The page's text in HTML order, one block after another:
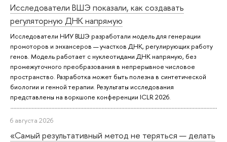
Исследователи ВШЭ показали, как создавать
регуляторную ДНК напрямую
Исследователи НИУ ВШЭ разработали модель для генерации
промоторов и энхансеров — участков ДНК, регулирующих работу
генов. Модель работает с нуклеотидами ДНК напрямую, без
промежуточного преобразования в непрерывное числовое
пространство. Разработка может быть полезна в синтетической
биологии и генной терапии. Результаты исследования
представлены на воркшопе конференции ICLR 2026.
6 августа 2026
«Самый результативный метод не теряться — делать